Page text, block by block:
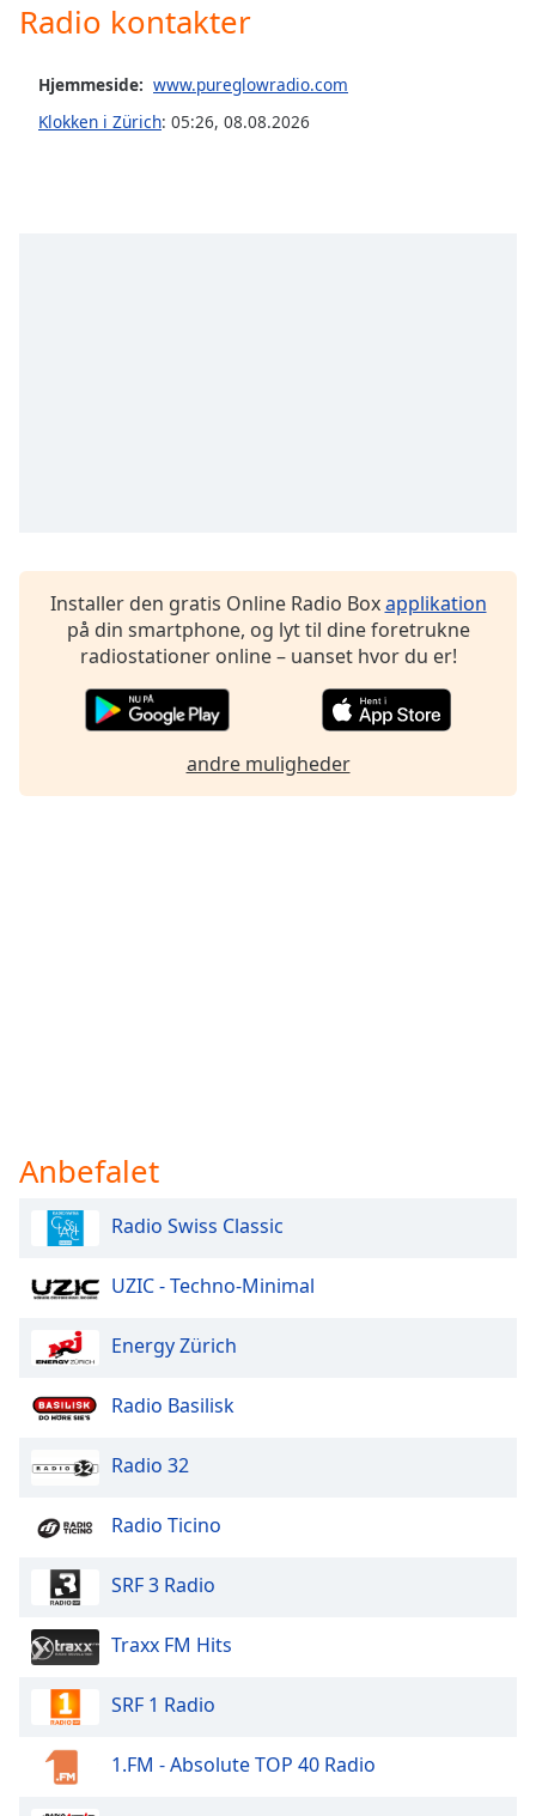
Opacity
Caption
Area
dialog
Radio kontakter
Hjemmeside: www.pureglowradio.com
Klokken i Zürich: 05:26, 08.08.2026
Installer den gratis Online Radio Boxapplikation
på din smartphone, og lyt til dine foretrukne
radiostationer online – uanset hvor du er!
andre muligheder
Anbefalet
Radio Swiss Classic
UZIC - Techno-Minimal
Energy Zürich
Radio Basilisk
Radio 32
Radio Ticino
SRF 3 Radio
Traxx FM Hits
SRF 1 Radio
1.FM - Absolute TOP 40 Radio